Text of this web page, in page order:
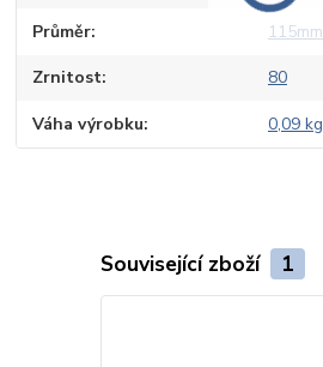
Průměr 115mm
Zrnitost 80
Váha výrobku 0,09 kg
Související zboží 1